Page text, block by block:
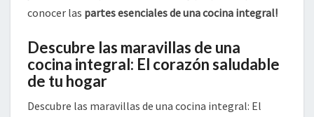
conocer las partes esenciales de una cocina integral!
Descubre las maravillas de una
cocina integral: El corazón saludable
de tu hogar
Descubre las maravillas de una cocina integral: El